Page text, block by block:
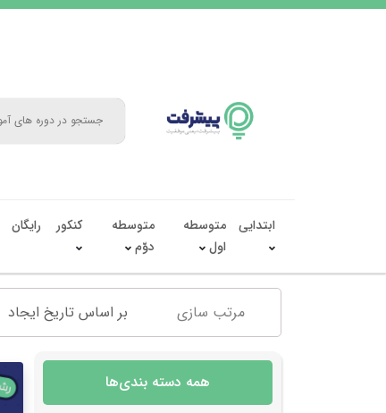
ابتدایی
متوسطه
اول
متوسطه
دوّم
کنکور رایگان
مرتب سازی بر اساس تاریخ ایجاد
همه دسته بندی‌ها